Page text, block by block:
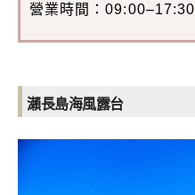
營業時間：09:00–17:30
瀨長島海風露台